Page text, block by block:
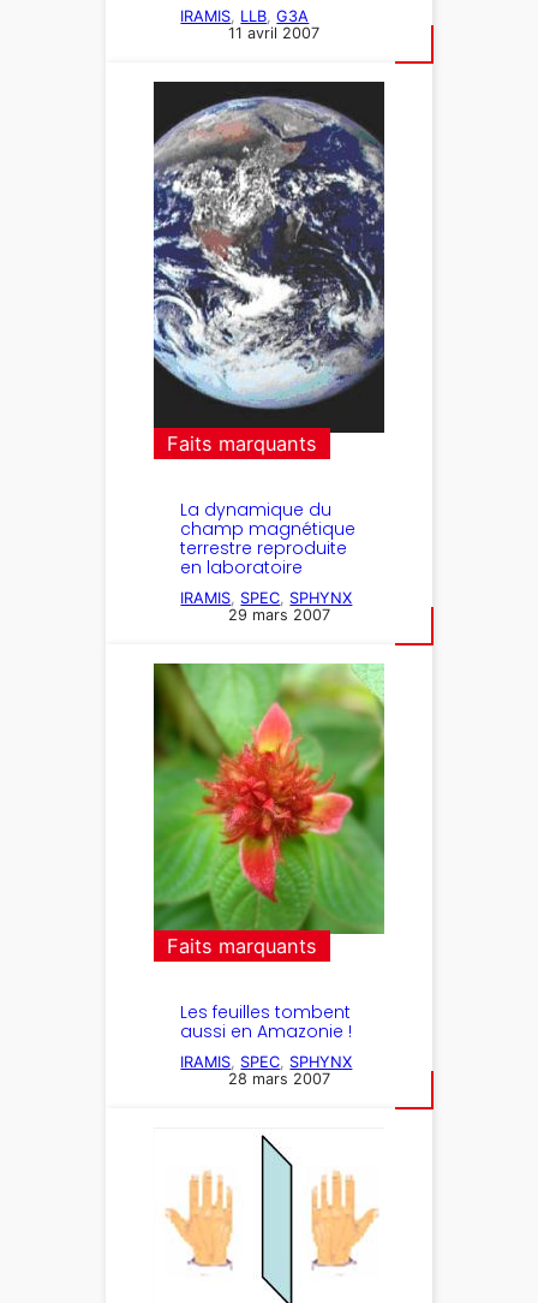
IRAMIS, LLB, G3A
11 avril 2007
Faits marquants
La dynamique du
champ magnétique
terrestre reproduite
en laboratoire
IRAMIS, SPEC, SPHYNX
29 mars 2007
Faits marquants
Les feuilles tombent
aussi en Amazonie !
IRAMIS SPEC SPHYNX
28 mars 2007